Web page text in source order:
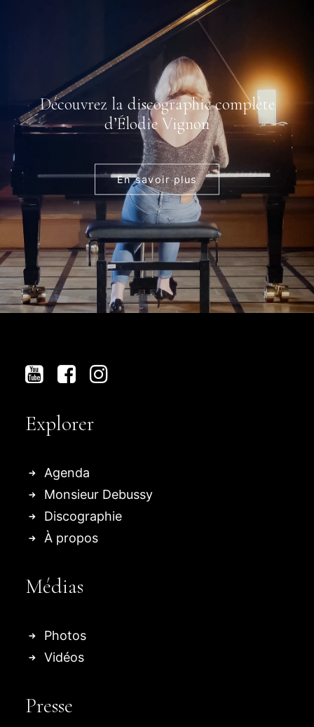
Découvrez la discographie complète
d’Élodie Vignon
En savoir plus
Explorer
Agenda
Monsieur Debussy
Discographie
À propos
Médias
Photos
Vidéos
Presse